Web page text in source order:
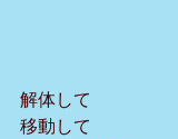
解体して
移動して